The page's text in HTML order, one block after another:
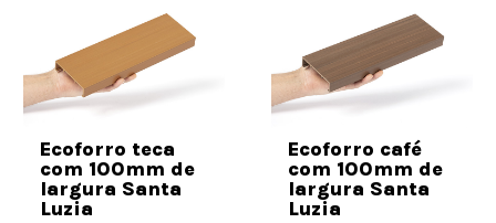
Ecoforro teca
com 100mm de
largura Santa
Luzia
Ecoforro café
com 100mm de
largura Santa
Luzia